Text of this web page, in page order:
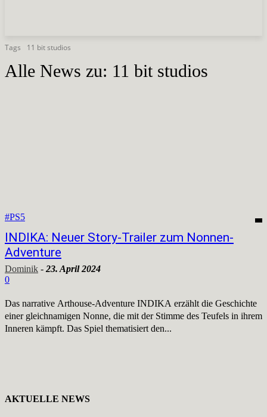
Tags 11 bit studios
Alle News zu: 11 bit studios
#PS5
INDIKA: Neuer Story-Trailer zum Nonnen-
Adventure
Dominik - 23. April 2024
0
Das narrative Arthouse-Adventure INDIKA erzählt die Geschichte
einer gleichnamigen Nonne, die mit der Stimme des Teufels in ihrem
Inneren kämpft. Das Spiel thematisiert den...
AKTUELLE NEWS